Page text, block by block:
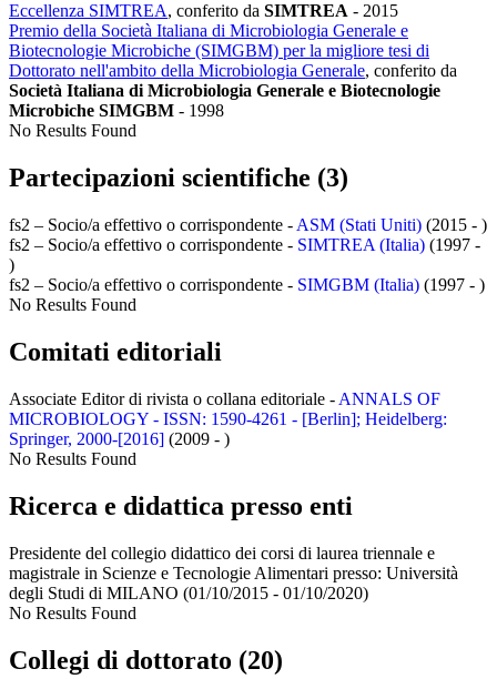
Eccellenza SIMTREA, conferito da SIMTREA - 2015
Premio della Società Italiana di Microbiologia Generale e
Biotecnologie Microbiche (SIMGBM) per la migliore tesi di
Dottorato nell'ambito della Microbiologia Generale, conferito da
Società Italiana di Microbiologia Generale e Biotecnologie
Microbiche SIMGBM - 1998
No Results Found
Partecipazioni scientifiche (3)
fs2 – Socio/a effettivo o corrispondente - ASM (Stati Uniti) (2015 - )
fs2 – Socio/a effettivo o corrispondente - SIMTREA (Italia) (1997 -
)
fs2 – Socio/a effettivo o corrispondente - SIMGBM (Italia) (1997 - )
No Results Found
Comitati editoriali
Associate Editor di rivista o collana editoriale - ANNALS OF
MICROBIOLOGY - ISSN: 1590-4261 - [Berlin]; Heidelberg:
Springer, 2000-[2016] (2009 - )
No Results Found
Ricerca e didattica presso enti
Presidente del collegio didattico dei corsi di laurea triennale e
magistrale in Scienze e Tecnologie Alimentari presso: Università
degli Studi di MILANO (01/10/2015 - 01/10/2020)
No Results Found
Collegi di dottorato (20)